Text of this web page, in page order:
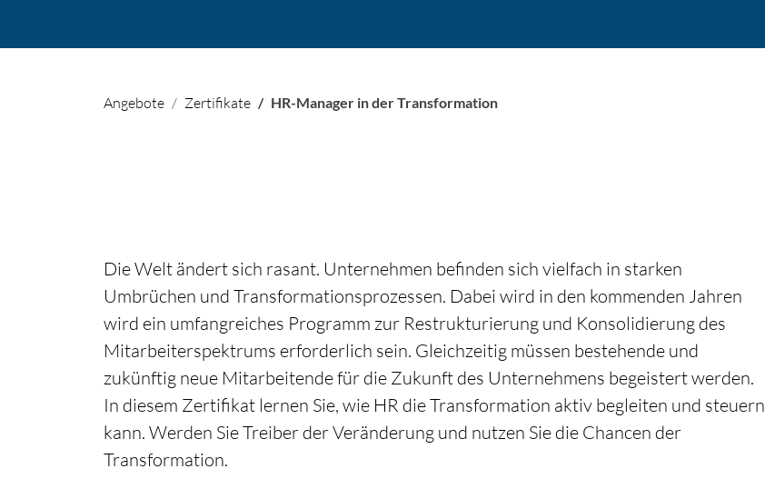
Angebote Zertifikate HR-Manager in der Transformation
Die Welt ändert sich rasant. Unternehmen befinden sich vielfach in starken
Umbrüchen und Transformationsprozessen. Dabei wird in den kommenden Jahren
wird ein umfangreiches Programm zur Restrukturierung und Konsolidierung des
Mitarbeiterspektrums erforderlich sein. Gleichzeitig müssen bestehende und
zukünftig neue Mitarbeitende für die Zukunft des Unternehmens begeistert werden.
In diesem Zertifikat lernen Sie, wie HR die Transformation aktiv begleiten und steuern
kann. Werden Sie Treiber der Veränderung und nutzen Sie die Chancen der
Transformation.